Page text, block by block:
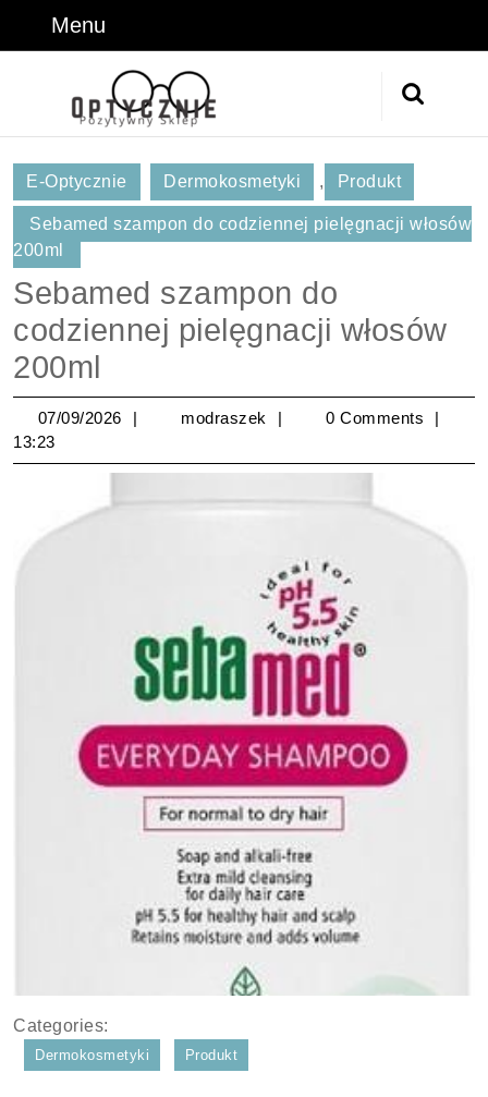
Menu
E-Optycznie Dermokosmetyki , Produkt
Sebamed szampon do codziennej pielęgnacji włosów
200ml
Sebamed szampon do
codziennej pielęgnacji włosów
200ml
07/09/2026 07/09/2026
modraszek modraszek
0 Comments
13:23
Categories:
Dermokosmetyki Produkt